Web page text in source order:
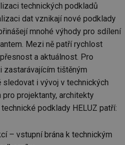
technických podkladů
dat vznikají nové podklady
mnohé výhody pro sdílení
Mezi ně patří rychlost
a aktuálnost. Pro
zastarávajícím tištěným
i vývoj v technických
projektanty, architekty
podklady HELUZ patří:
– vstupní brána k technickým